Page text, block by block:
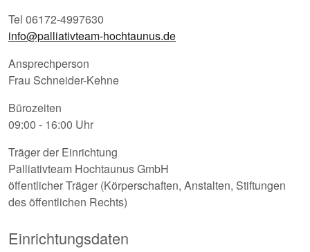
Tel 06172-4997630
info@palliativteam-hochtaunus.de
Ansprechperson
Frau Schneider-Kehne
Bürozeiten
09:00 - 16:00 Uhr
Träger der Einrichtung
Palliativteam Hochtaunus GmbH
öffentlicher Träger (Körperschaften, Anstalten, Stiftungen
des öffentlichen Rechts)
Einrichtungsdaten